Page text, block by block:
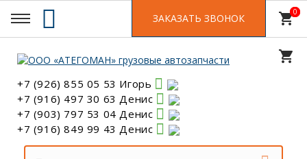
+7 (926) 855 05 53 Игорь
+7 (916) 497 30 63 Денис
+7 (903) 797 53 04 Денис
+7 (916) 849 99 43 Денис
ЗАКАЗАТЬ ЗВОНОК shopping_cart0
shopping_cart
0